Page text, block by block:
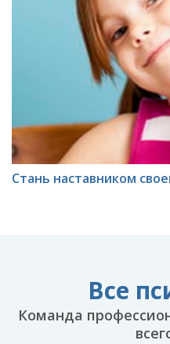
Стань наставником
Все
Команда